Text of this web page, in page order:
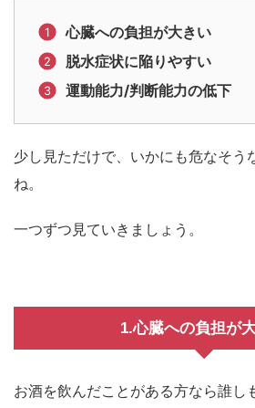
心臓への負担が大きい
脱水症状に陥りやすい
運動能力/判断能力の低下
少し見ただけで、いかにも危なそう
ね。
一つずつ見ていきましょう。
1.心臓への負担が
お酒を飲んだことがある方なら誰し